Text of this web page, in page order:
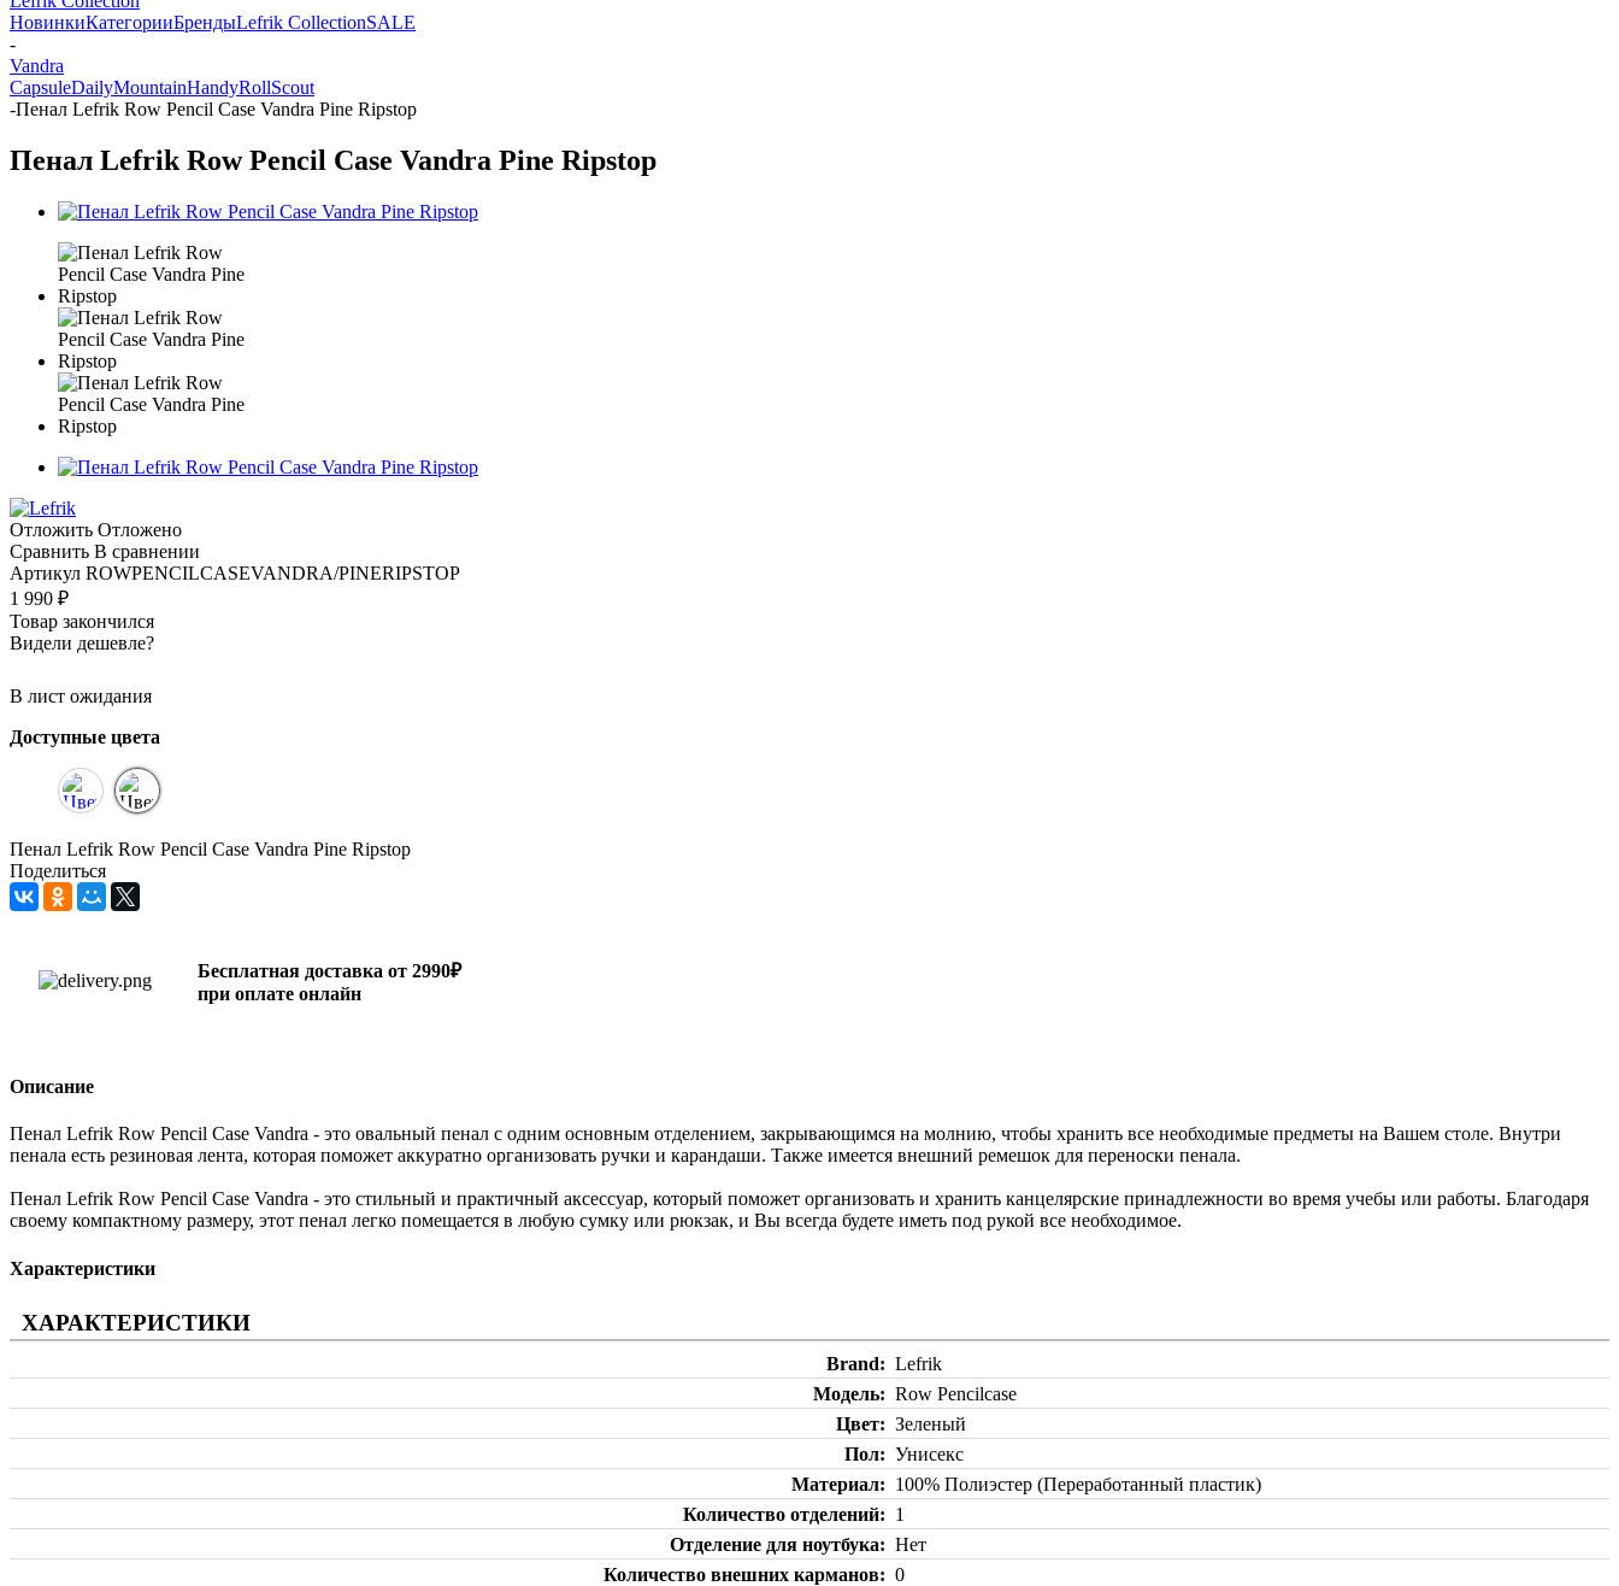
НовинкиКатегорииБрендыLefrik CollectionSALE
-
Vandra
CapsuleDailyMountainHandyRollScout
-Пенал Lefrik Row Pencil Case Vandra Pine Ripstop
Пенал Lefrik Row Pencil Case Vandra Pine Ripstop
Отложить Отложено
Сравнить В сравнении
Артикул ROWPENCILCASEVANDRA/PINERIPSTOP
1 990 ₽
Товар закончился
Видели дешевле?
В лист ожидания
Доступные цвета
Пенал Lefrik Row Pencil Case Vandra Pine Ripstop
Поделиться
Бесплатная доставка от 2990₽
при оплате онлайн
Описание
Пенал Lefrik Row Pencil Case Vandra - это овальный пенал с одним основным отделением, закрывающимся на молнию, чтобы хранить все необходимые предметы на Вашем столе. Внутри
пенала есть резиновая лента, которая поможет аккуратно организовать ручки и карандаши. Также имеется внешний ремешок для переноски пенала.
Пенал Lefrik Row Pencil Case Vandra - это стильный и практичный аксессуар, который поможет организовать и хранить канцелярские принадлежности во время учебы или работы. Благодаря
своему компактному размеру, этот пенал легко помещается в любую сумку или рюкзак, и Вы всегда будете иметь под рукой все необходимое.
Характеристики
ХАРАКТЕРИСТИКИ
Brand
Lefrik
Модель
Row Pencilcase
Цвет
Зеленый
Пол
Унисекс
Материал
100% Полиэстер (Переработанный пластик)
Количество отделений
1
Отделение для ноутбука
Нет
Количество внешних карманов
0